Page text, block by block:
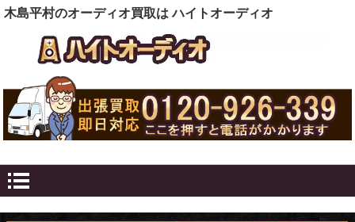
木島平村のオーディオ買取は ハイトオーディオ